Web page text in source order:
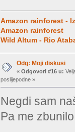
Amazon rainforest -
Amazon rainforest
Wild Altum - Rio
Odg: Moji diskusi
« Odgovori #16 u:
poslijepodne »
Negdi sam
Pa me